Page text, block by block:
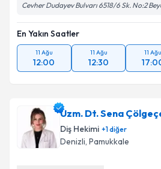
Cevher Dudayev Bulvarı 6518/6 Sk. No:2
En Yakın Saatler
11 Ağu
12:00
11 Ağu
12:30
11 Ağu
Uzm. Dt. Sena
Diş Hekimi +1diğer
Denizli, Pamukkale